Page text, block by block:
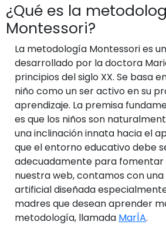
¿Qué es la
Montessori?
La metodología Montessori es
desarrollado por la doctora
principios del siglo XX. Se basa
niño como un ser activo en su
aprendizaje. La premisa
es que los niños son
una inclinación innata hacia el
que el entorno educativo debe
adecuadamente para fomentar
nuestra web, contamos con
artificial diseñada
madres que desean aprender
metodología, llamada MarÍA.